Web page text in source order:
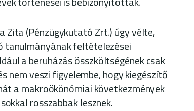
Zita (Pénzügykutató Zrt.) úgy vélte,
tanulmányának feltételezései
a beruházás összköltségének csak
veszi figyelembe, hogy kiegészítő
a makroökönómiai következmények
rosszabbak lesznek.